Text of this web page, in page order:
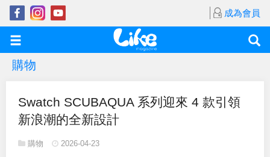
成為會員
購物
Swatch SCUBAQUA 系列迎來 4 款引領
新浪潮的全新設計
購物 2026-04-23